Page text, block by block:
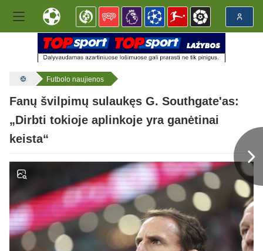
Futbolo naujienos
Fanų švilpimų sulaukęs G. Southgate'as:
„Dirbti tokioje aplinkoje yra ganėtinai
keista“